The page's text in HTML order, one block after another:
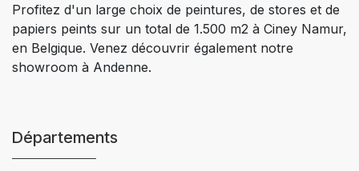
Profitez d'un large choix de peintures, de stores et de
papiers peints sur un total de 1.500 m2 à Ciney Namur,
en Belgique. Venez découvrir également notre
showroom à Andenne.
Départements